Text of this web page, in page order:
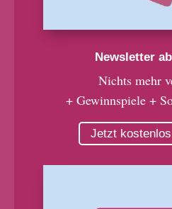
Newsletter
Nichts mehr
+ Gewinnspiele +
Jetzt